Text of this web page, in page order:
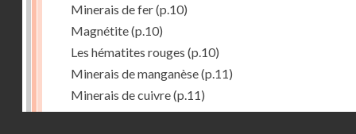
Minerais de fer(p.10)
Magnétite(p.10)
Les hématites rouges (p.10)
Minerais de manganèse(p.11)
Minerais de cuivre(p.11)
Minerais de plomb(p.12)